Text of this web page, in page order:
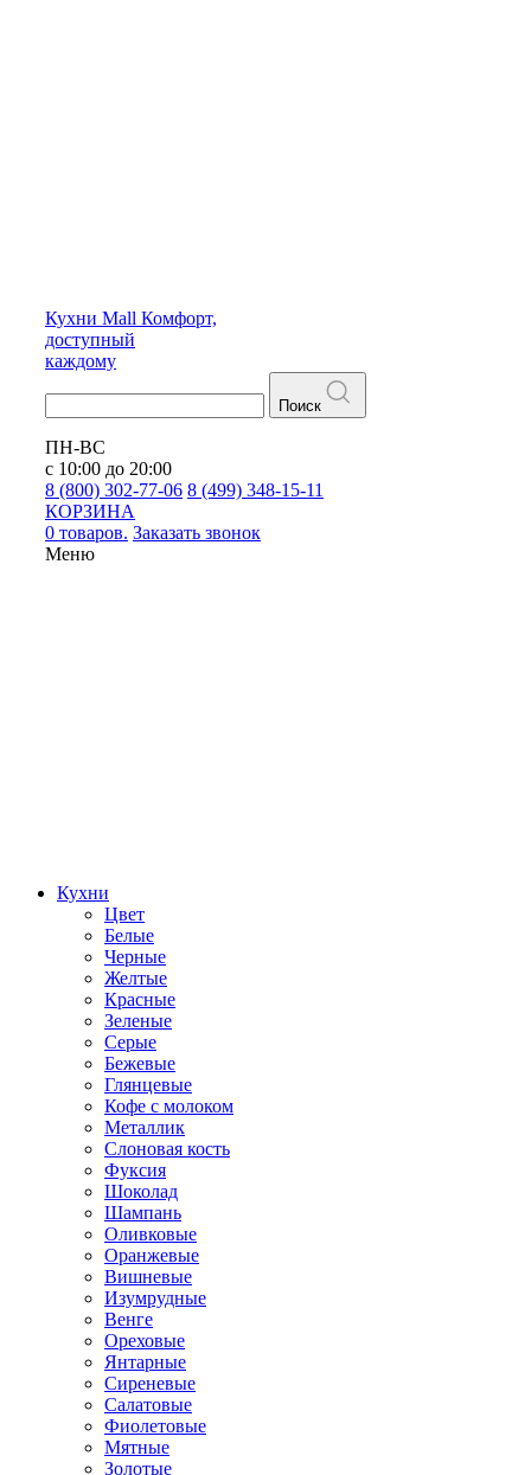
Кухни Mall Комфорт,
доступный
каждому
Поиск
ПН-ВС
с 10:00 до 20:00
8 (800) 302-77-06 8 (499) 348-15-11
КОРЗИНА
0 товаров. Заказать звонок
Меню
Кухни
Цвет
Белые
Черные
Желтые
Красные
Зеленые
Серые
Бежевые
Глянцевые
Кофе с молоком
Металлик
Слоновая кость
Фуксия
Шоколад
Шампань
Оливковые
Оранжевые
Вишневые
Изумрудные
Венге
Ореховые
Янтарные
Сиреневые
Салатовые
Фиолетовые
Мятные
Золотые